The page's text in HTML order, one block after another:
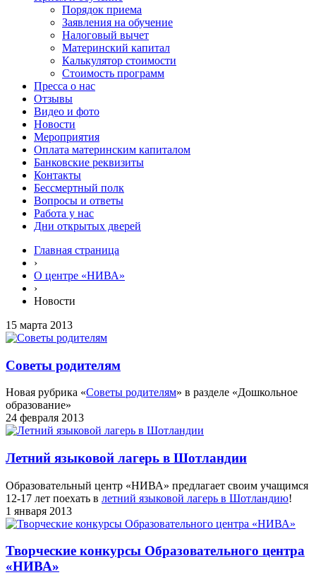
Порядок приема
Заявления на обучение
Налоговый вычет
Материнский капитал
Калькулятор стоимости
Стоимость программ
Пресса о нас
Отзывы
Видео и фото
Новости
Мероприятия
Оплата материнским капиталом
Банковские реквизиты
Контакты
Бессмертный полк
Вопросы и ответы
Работа у нас
Дни открытых дверей
Главная страница
›
О центре «НИВА»
›
Новости
15 марта 2013
Советы родителям
Новая рубрика «Советы родителям» в разделе «Дошкольное
образование»
24 февраля 2013
Летний языковой лагерь в Шотландии
Образовательный центр «НИВА» предлагает своим учащимся
12-17 лет поехать в летний языковой лагерь в Шотландию!
1 января 2013
Творческие конкурсы Образовательного центра
«НИВА»